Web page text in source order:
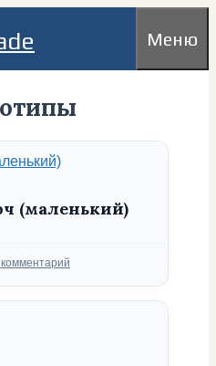
Меню
(маленький)